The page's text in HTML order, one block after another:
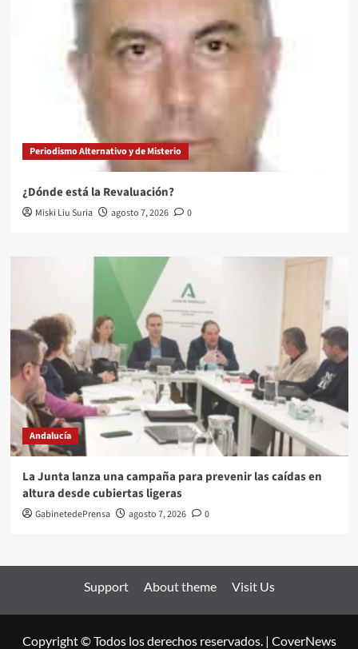
Periodismo Alternativo y de Misterio
¿Dónde está la Revaluación?
Miski Liu Suria agosto 7, 2026 0
Andalucía
La Junta lanza una campaña para prevenir las caídas en
altura desde cubiertas ligeras
GabinetedePrensa agosto 7, 2026 0
Support About theme Visit Us
Copyright © Todos los derechos reservados. | CoverNews